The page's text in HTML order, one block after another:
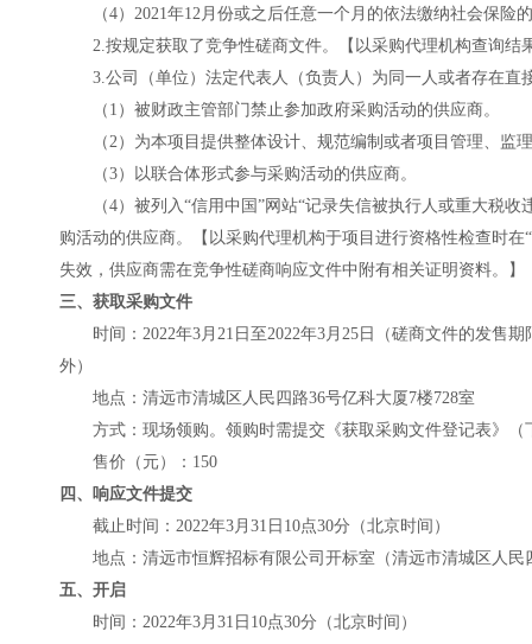
（4） 2021年12月份或之后任意一个月的依法缴纳社会保险
2.按规定获取了竞争性磋商文件。【以采购代理机构查询结
3.公司（单位）法定代表人（负责人）为同一人或者存在
（ 1） 被财政主管部门禁止参加政府采购活动的供应商。
（2） 为本项目提供整体设计、规范编制或者项目管理、监
（3）
以联合体形式参与采购活动的供应商。
（4） 被列入“信用中国”网站“记录失信被执行人或重大税
购活动的供应商。【以采购代理机构于项目进行资格性检查时在
失效，供应商需在竞争性磋商响应文件中 附有相关证明资料。】
三、获取采购文件
时间： 2022年3月 21 日至2022年3月 25 日
（磋商文件的发售
外）
地点： 清远市清城区人民四路36号亿科大厦7楼728室
方式：现场领购。 领购时需提交《获取采购文件登记表》（
售价（元）： 150
四、响应文件提交
截止时间： 2022年3月 31 日 10点30分 （北京时间）
地点： 清远市恒辉招标有限公司 开标室（清远市清城区人民
五、开启
时间： 2022年3月 31 日 10点30分 （北京时间）